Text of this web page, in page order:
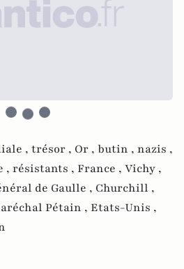
, trésor , Or , butin , nazis ,
, résistants , France , Vichy ,
de Gaulle , Churchill ,
Pétain , Etats-Unis ,